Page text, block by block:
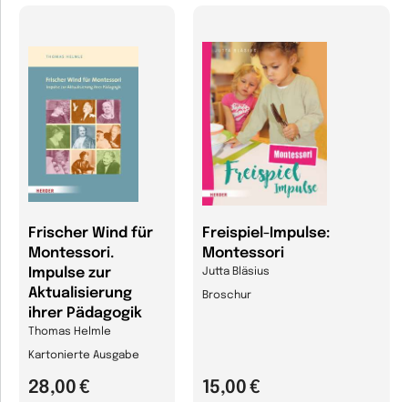
Frischer Wind für
Montessori.
Impulse zur
Aktualisierung
ihrer Pädagogik
Thomas Helmle
Kartonierte Ausgabe
28,00 €
Freispiel-Impulse:
Montessori
Jutta Bläsius
Broschur
15,00 €